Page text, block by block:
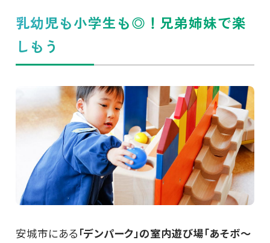
乳幼児も小学生も◎！兄弟姉妹で楽
しもう
安城市にある 「デンパーク」の室内遊び場「あそボ～